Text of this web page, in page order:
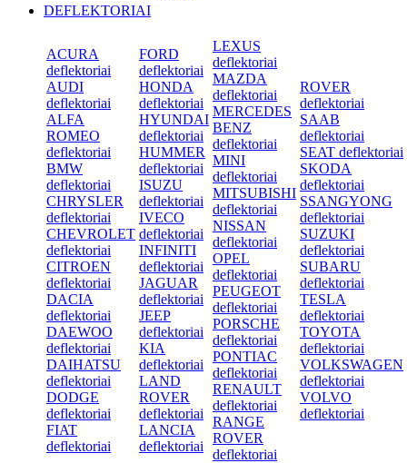
DEFLEKTORIAI
ACURA
deflektoriai
AUDI
deflektoriai
ALFA
ROMEO
deflektoriai
BMW
deflektoriai
CHRYSLER
deflektoriai
CHEVROLET
deflektoriai
CITROEN
deflektoriai
DACIA
deflektoriai
DAEWOO
deflektoriai
DAIHATSU
deflektoriai
DODGE
deflektoriai
FIAT
deflektoriai
FORD
deflektoriai
HONDA
deflektoriai
HYUNDAI
deflektoriai
HUMMER
deflektoriai
ISUZU
deflektoriai
IVECO
deflektoriai
INFINITI
deflektoriai
JAGUAR
deflektoriai
JEEP
deflektoriai
KIA
deflektoriai
LAND
ROVER
deflektoriai
LANCIA
deflektoriai
LEXUS
deflektoriai
MAZDA
deflektoriai
MERCEDES
BENZ
deflektoriai
MINI
deflektoriai
MITSUBISHI
deflektoriai
NISSAN
deflektoriai
OPEL
deflektoriai
PEUGEOT
deflektoriai
PORSCHE
deflektoriai
PONTIAC
deflektoriai
RENAULT
deflektoriai
RANGE
ROVER
deflektoriai
ROVER
deflektoriai
SAAB
deflektoriai
SEAT deflektoriai
SKODA
deflektoriai
SSANGYONG
deflektoriai
SUZUKI
deflektoriai
SUBARU
deflektoriai
TESLA
deflektoriai
TOYOTA
deflektoriai
VOLKSWAGEN
deflektoriai
VOLVO
deflektoriai